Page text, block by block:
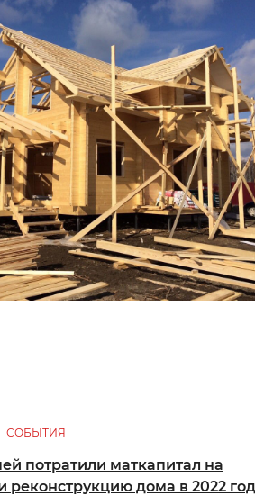
СОБЫТИЯ
потратили маткапитал на
реконструкцию дома в 2022